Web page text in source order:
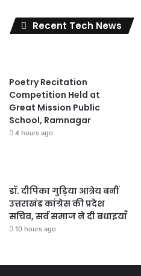
Recent Tech News
Poetry Recitation
Competition Held at
Great Mission Public
School, Ramnagar
4 hours ago
डॉ. दीपिका गुड़िया आत्रेय बनीं
उत्तराखंड कांग्रेस की प्रदेश
सचिव, सर्व समाज ने दी बधाइयाँ
10 hours ago